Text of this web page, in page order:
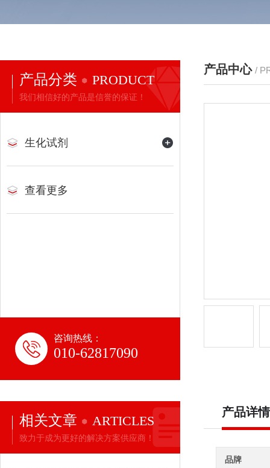
产品分类 PRODUCT
我们相信好的产品是信誉的保证！
生化试剂
查看更多
咨询热线：
010-62817090
相关文章 ARTICLES
致力于成为更好的解决方案供应商！
产品中心 /
产品详情
品牌